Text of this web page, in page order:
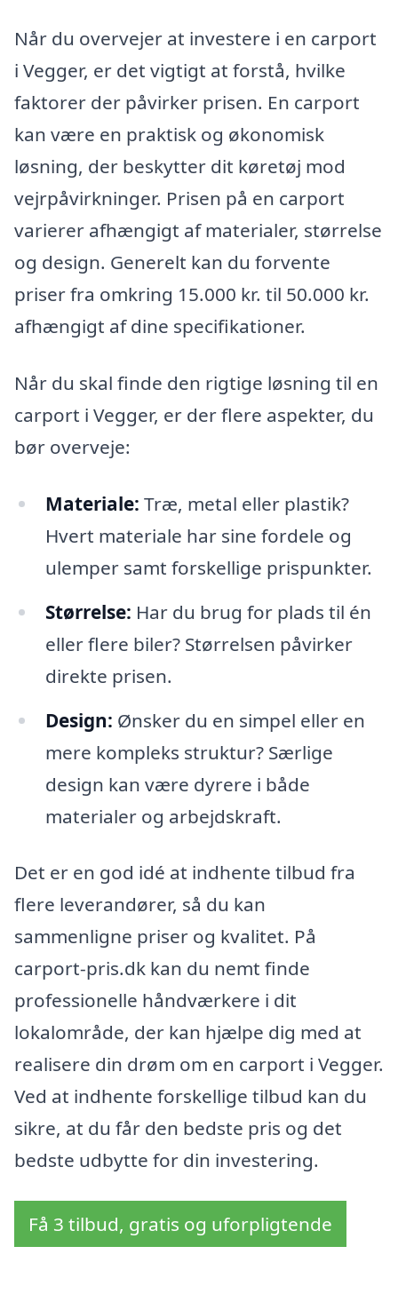
Når du overvejer at investere i en carport
i Vegger, er det vigtigt at forstå, hvilke
faktorer der påvirker prisen. En carport
kan være en praktisk og økonomisk
løsning, der beskytter dit køretøj mod
vejrpåvirkninger. Prisen på en carport
varierer afhængigt af materialer, størrelse
og design. Generelt kan du forvente
priser fra omkring 15.000 kr. til 50.000 kr.
afhængigt af dine specifikationer.
Når du skal finde den rigtige løsning til en
carport i Vegger, er der flere aspekter, du
bør overveje:
Materiale: Træ, metal eller plastik?
Hvert materiale har sine fordele og
ulemper samt forskellige prispunkter.
Størrelse: Har du brug for plads til én
eller flere biler? Størrelsen påvirker
direkte prisen.
Design: Ønsker du en simpel eller en
mere kompleks struktur? Særlige
design kan være dyrere i både
materialer og arbejdskraft.
Det er en god idé at indhente tilbud fra
flere leverandører, så du kan
sammenligne priser og kvalitet. På
carport-pris.dk kan du nemt finde
professionelle håndværkere i dit
lokalområde, der kan hjælpe dig med at
realisere din drøm om en carport i Vegger.
Ved at indhente forskellige tilbud kan du
sikre, at du får den bedste pris og det
bedste udbytte for din investering.
Få 3 tilbud, gratis og uforpligtende